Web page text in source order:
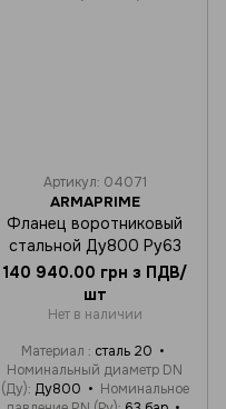
Артикул: 04071
ARMAPRIME
Фланец воротниковый
стальной Ду800 Ру63
140 940.00 грн з ПДВ/
шт
Нет в наличии
Материал
сталь 20
Номинальный диаметр DN
(Ду) Ду800
Номинальное